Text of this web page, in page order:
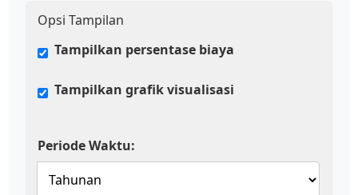
Opsi Tampilan
Tampilkan persentase biaya
Tampilkan grafik visualisasi
Periode Waktu: